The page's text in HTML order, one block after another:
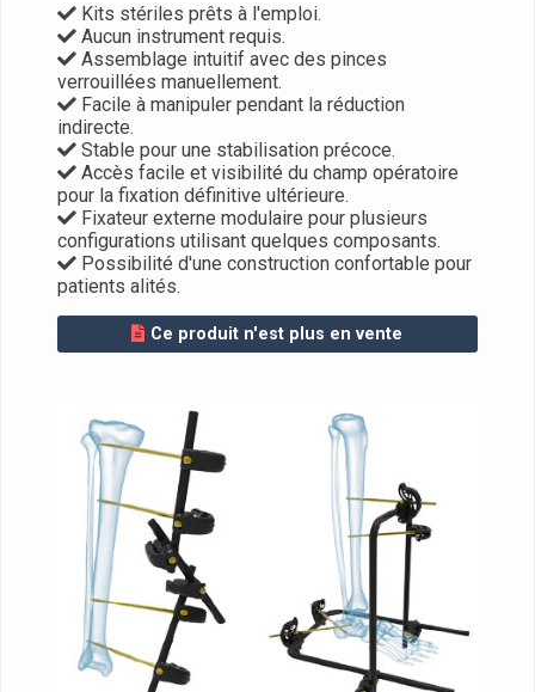
Kits stériles prêts à l'emploi.
Aucun instrument requis.
Assemblage intuitif avec des pinces
verrouillées manuellement.
Facile à manipuler pendant la réduction
indirecte.
Stable pour une stabilisation précoce.
Accès facile et visibilité du champ opératoire
pour la fixation définitive ultérieure.
Fixateur externe modulaire pour plusieurs
configurations utilisant quelques composants.
Possibilité d'une construction confortable pour
patients alités.
Ce produit n'est plus en vente